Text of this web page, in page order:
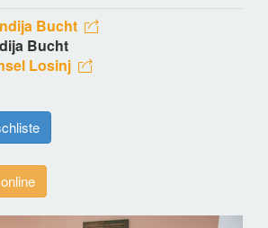
Bucht
Bucht
Losinj